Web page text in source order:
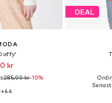
kr
285,00 kr-10%
+44
DEAL